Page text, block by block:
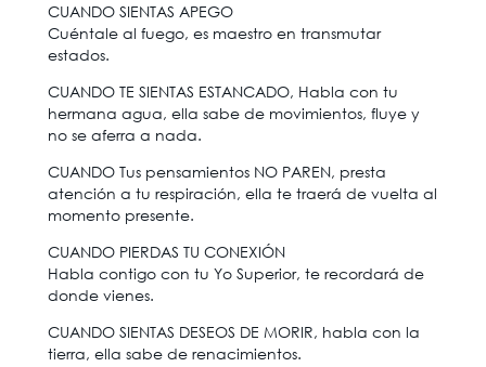
CUANDO SIENTAS APEGO
Cuéntale al fuego, es maestro en transmutar
estados.
CUANDO TE SIENTAS ESTANCADO, Habla con tu
hermana agua, ella sabe de movimientos, fluye y
no se aferra a nada.
CUANDO Tus pensamientos NO PAREN, presta
atención a tu respiración, ella te traerá de vuelta al
momento presente.
CUANDO PIERDAS TU CONEXIÓN
Habla contigo con tu Yo Superior, te recordará de
donde vienes.
CUANDO SIENTAS DESEOS DE MORIR, habla con la
tierra, ella sabe de renacimientos.